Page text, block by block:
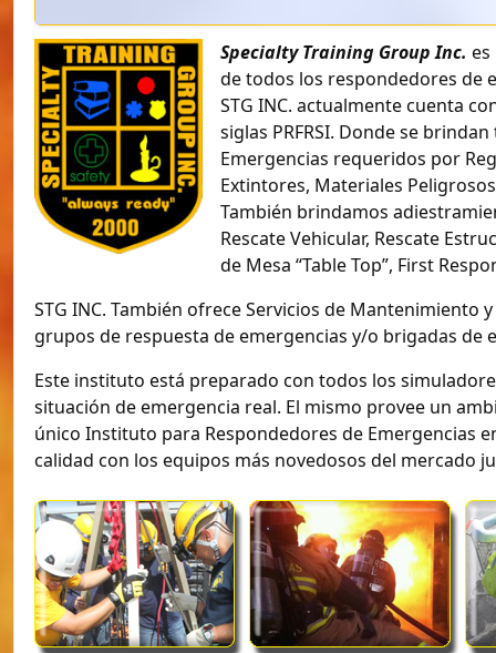
Specialty Training Group Inc. es
de todos los respondedores de
STG INC. actualmente cuenta
siglas PRFRSI. Donde se
Emergencias requeridos por
Extintores, Materiales
También brindamos
Rescate Vehicular, Rescate
de Mesa “Table Top”, First
STG INC. También ofrece Servicios de
grupos de respuesta de emergencias y/o brigadas de
Este instituto está preparado con todos los
situación de emergencia real. El mismo provee un
único Instituto para Respondedores de Emergencias
calidad con los equipos más novedosos del mercado